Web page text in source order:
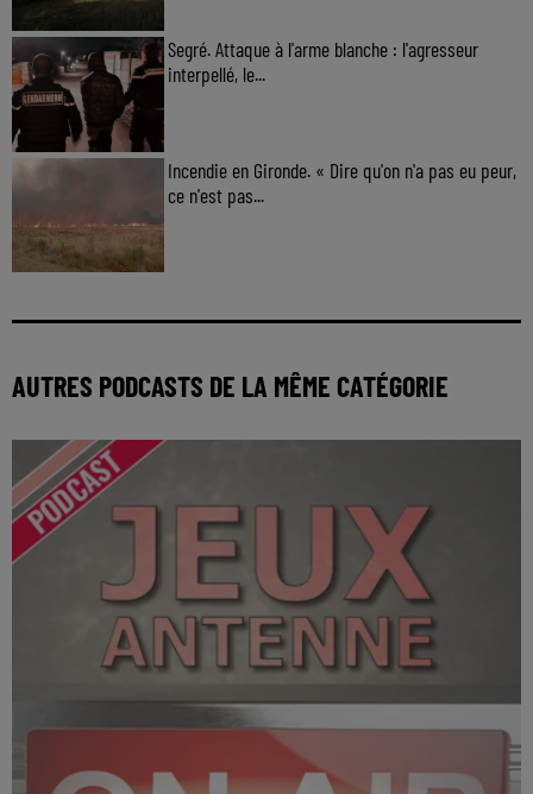
Segré. Attaque à l'arme blanche : l'agresseur
interpellé, le...
Incendie en Gironde. « Dire qu'on n'a pas eu peur,
ce n'est pas...
AUTRES PODCASTS DE LA MÊME CATÉGORIE